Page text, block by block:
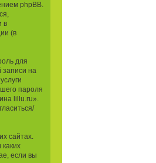
phpBB.
в
(в
для
на
пароля
lillu.ru».
сайтах.
если вы